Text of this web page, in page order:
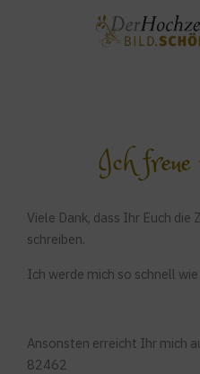
Ich freue
Viele Dank, dass Ihr Euch
schreiben.
Ich werde mich so schnell
Ansonsten erreicht Ihr mich
82462